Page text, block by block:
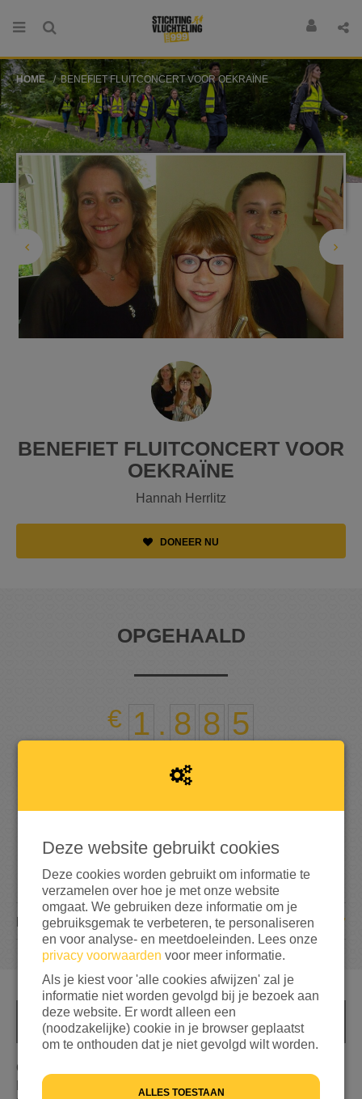
HOME BENEFIET FLUITCONCERT VOOR OEKRAÏNE
BENEFIET FLUITCONCERT VOOR
OEKRAÏNE
Hannah Herrlitz
DONEER NU
OPGEHAALD
1 . 8 8 5
bereikt van mijn streefbedrag
67
DONATIES
INFO
Oekraïne is aangevallen en vele levens zijn verwoest.
Dat grijpt ons allen zeer aan. Daarom organiseer ik,
Deze website gebruikt cookies
Deze cookies worden gebruikt om informatie te
verzamelen over hoe je met onze website
omgaat. We gebruiken deze informatie om je
gebruiksgemak te verbeteren, te personaliseren
en voor analyse- en meetdoeleinden. Lees onze
privacy voorwaarden voor meer informatie.
Als je kiest voor 'alle cookies afwijzen' zal je
informatie niet worden gevolgd bij je bezoek aan
deze website. Er wordt alleen een
(noodzakelijke) cookie in je browser geplaatst
om te onthouden dat je niet gevolgd wilt worden.
ALLES TOESTAAN